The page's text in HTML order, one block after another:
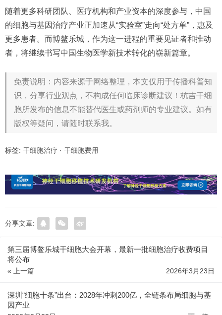
随着更多科研团队、医疗机构和产业资本的深度参与，中国
的细胞与基因治疗产业正加速从“实验室”走向“处方单”，惠及
更多患者。而博鳌乐城，作为这一进程的重要见证者和推动
者，将继续书写中国生物医学新技术转化的崭新篇章。
免责说明：内容来源于网络整理，本文仅用于传播科普知
识，分享行业观点，不构成任何临床诊断建议！杭吉干细
胞所发布的信息不能替代医生或药剂师的专业建议。如有
版权等疑问，请随时联系我。
标签: 干细胞治疗 · 干细胞费用
分享文章:
第三届博鳌乐城干细胞大会开幕，最新一批细胞治疗收费项目
将公布
« 上一篇 2026年3月23日
深圳“细胞十条”出台：2028年冲刺200亿，全链条布局细胞与基
因产业